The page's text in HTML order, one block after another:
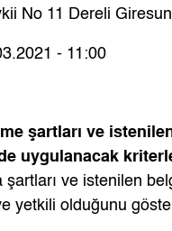
No 11 Dereli Giresun
- 11:00
şartları ve
uygulanacak
şartları ve istenilen
yetkili olduğunu